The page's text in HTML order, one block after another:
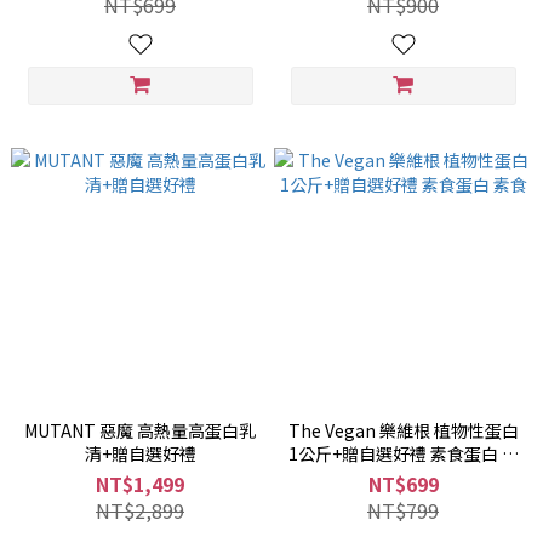
MUTANT 惡魔 高熱量高蛋白乳
清+贈自選好禮
NT$1,499
NT$2,899
The Vegan 樂維根 植物性蛋白
1公斤+贈自選好禮 素食蛋白 素
食
NT$699
NT$799